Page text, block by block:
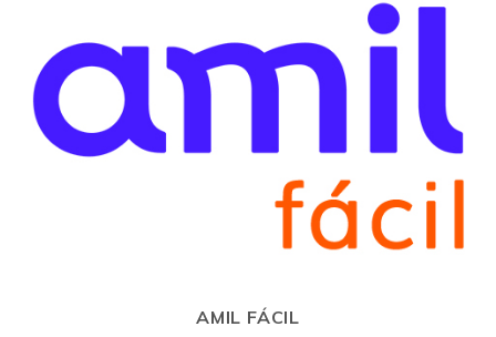
AMIL FÁCIL